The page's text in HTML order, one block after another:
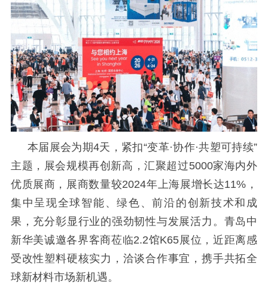
本届展会为期4天，紧扣“变革·协作·共塑可持续”
主题，展会规模再创新高，汇聚超过5000家海内外
优质展商，展商数量较2024年上海展增长达11%，
集中呈现全球智能、绿色、前沿的创新技术和成
果，充分彰显行业的强劲韧性与发展活力。青岛中
新华美诚邀各界客商莅临2.2馆K65展位，近距离感
受改性塑料硬核实力，洽谈合作事宜，携手共拓全
球新材料市场新机遇。